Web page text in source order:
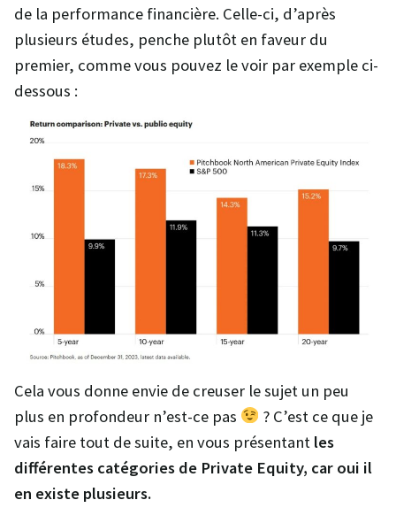
de la performance financière. Celle-ci, d’après
plusieurs études, penche plutôt en faveur du
premier, comme vous pouvez le voir par exemple ci-
dessous :
Cela vous donne envie de creuser le sujet un peu
plus en profondeur n’est-ce pas
? C’est ce que je
vais faire tout de suite, en vous présentant les
différentes catégories de Private Equity, car oui il
en existe plusieurs.